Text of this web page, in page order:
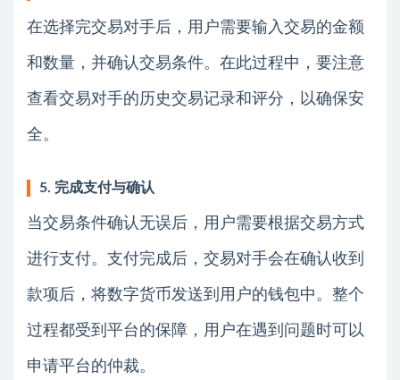
在选择完交易对手后，用户需要输入交易的金额
和数量，并确认交易条件。在此过程中，要注意
查看交易对手的历史交易记录和评分，以确保安
全。
5. 完成支付与确认
当交易条件确认无误后，用户需要根据交易方式
进行支付。支付完成后，交易对手会在确认收到
款项后，将数字货币发送到用户的钱包中。整个
过程都受到平台的保障，用户在遇到问题时可以
申请平台的仲裁。